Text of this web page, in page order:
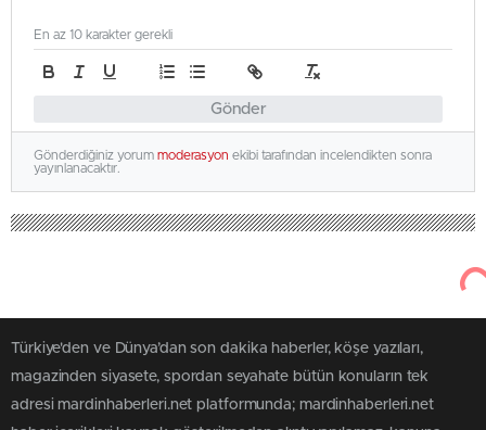
Gönder
En az 10 karakter gerekli
Gönderdiğiniz yorum moderasyon ekibi tarafından incelendikten sonra
yayınlanacaktır.
Türkiye'den ve Dünya’dan son dakika haberler, köşe yazıları,
magazinden siyasete, spordan seyahate bütün konuların tek
adresi mardinhaberleri.net platformunda; mardinhaberleri.net